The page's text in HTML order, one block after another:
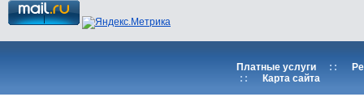
Платные услуги ::
::
Карта сайта